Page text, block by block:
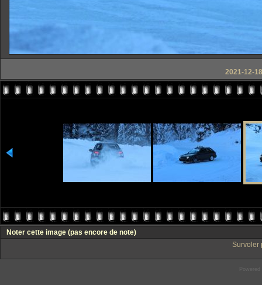
2021-12-
Noter cette image (pas encore de note)
Survoler